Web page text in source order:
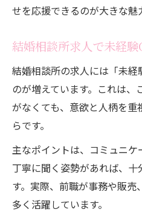
せを応援できるのが大きな魅
結婚相談所求人で未経
結婚相談所の求人には「未
のが増えています。これは
がなくても、意欲と人柄を
らです。
主なポイントは、コミュニ
丁寧に聞く姿勢があれば、
す。実際、前職が事務や販売
多く活躍しています。